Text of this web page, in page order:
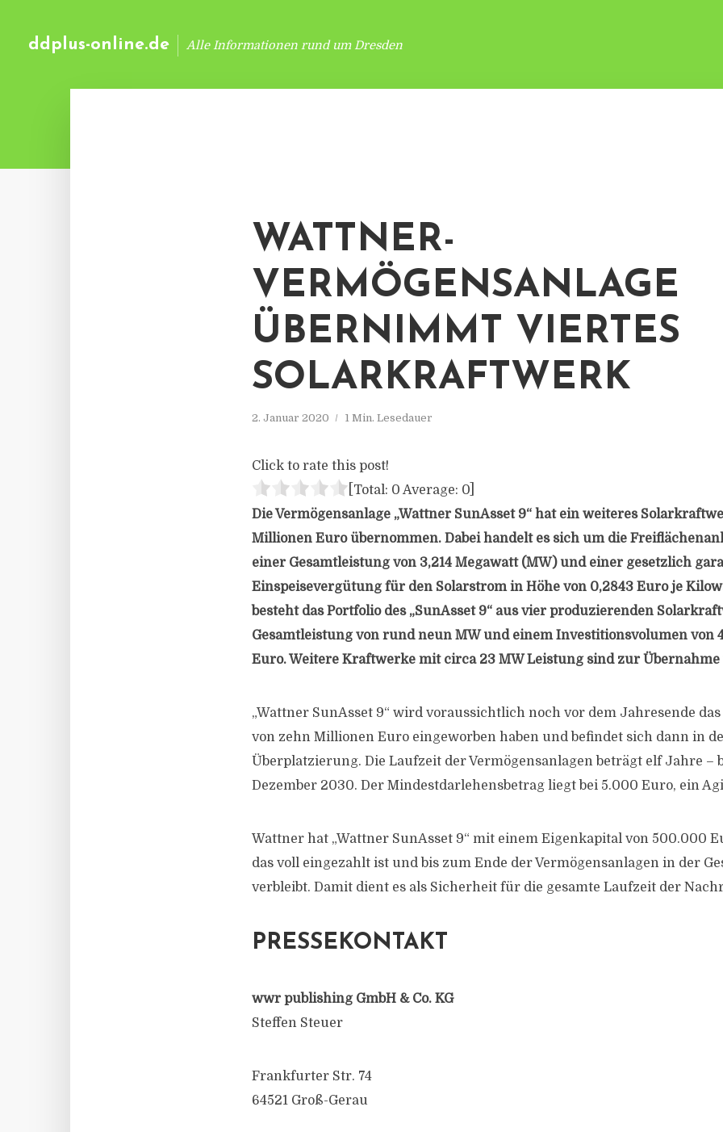
ddplus-online.de Alle Informationen rund um Dresden
WATTNER-
VERMÖGENSANLAGE
ÜBERNIMMT VIERTES
SOLARKRAFTWERK
2. Januar 2020 1 Min. Lesedauer
Click to rate this post!
[Total: 0 Average: 0
Die Vermögensanlage „Wattner SunAsset 9“ hat ein weiteres
Millionen Euro übernommen. Dabei handelt es sich um die
einer Gesamtleistung von 3,214 Megawatt (MW) und einer gesetzlich
Einspeisevergütung für den Solarstrom in Höhe von 0,2843 Euro je
besteht das Portfolio des „SunAsset 9“ aus vier produzierenden
Gesamtleistung von rund neun MW und einem Investitionsvolumen von
Euro. Weitere Kraftwerke mit circa 23 MW Leistung sind zur Übernahme
„Wattner SunAsset 9“ wird voraussichtlich noch vor dem Jahresende
von zehn Millionen Euro eingeworben haben und befindet sich dann in
Überplatzierung. Die Laufzeit der Vermögensanlagen beträgt elf Jahre –
Dezember 2030. Der Mindestdarlehensbetrag liegt bei 5.000 Euro, ein
Wattner hat „Wattner SunAsset 9“ mit einem Eigenkapital von 500.000
das voll eingezahlt ist und bis zum Ende der Vermögensanlagen in der
verbleibt. Damit dient es als Sicherheit für die gesamte Laufzeit der
PRESSEKONTAKT
wwr publishing GmbH & Co. KG
Steffen Steuer
Frankfurter Str. 74
64521 Groß-Gerau